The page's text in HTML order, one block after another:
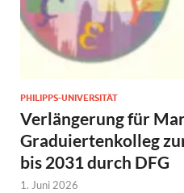
PHILIPPS-UNIVERSITÄT
Verlängerung für
Graduiertenkolleg
bis 2031 durch DFG
1. Juni 2026